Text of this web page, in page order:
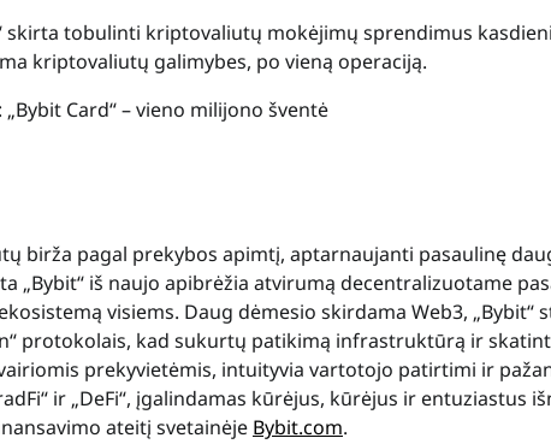
skirta tobulinti kriptovaliutų mokėjimų sprendimus
kriptovaliutų galimybes, po vieną operaciją.
Card“ – vieno milijono šventė
birža pagal prekybos apimtį, aptarnaujanti pasaulinę
„Bybit“ iš naujo apibrėžia atvirumą decentralizuotame
visiems. Daug dėmesio skirdama Web3, „Bybit“
protokolais, kad sukurtų patikimą infrastruktūrą ir
prekyvietėmis, intuityvia vartotojo patirtimi ir
ir „DeFi“, įgalindamas kūrėjus, kūrėjus ir entuziastus
ateitį svetainėje Bybit.com.